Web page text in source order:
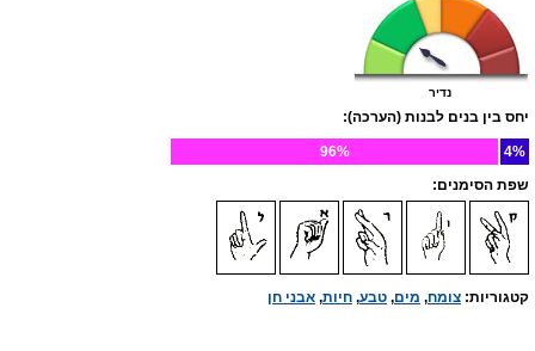
נדיר
יחס בין בנים לבנות (הערכה):
4%
96%
שפת הסימנים:
קטגוריות: צומח, מים, טבע, חיות, אבני חן